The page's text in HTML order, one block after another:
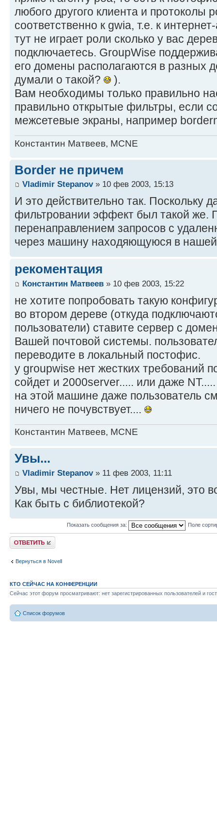
любого другого клиента и протоколы
соответственно к gwia, т.е. к интернет-
тут не играет роли сколько у вас
подключаетесь. GroupWise
его домены располагаются в разных
думали о такой?
).
Вам необходимы только правильно
правильно открытые фильтры, если
межсетевые экраны, например
Константин Матвеев, MCNE
Border не причем
Vladimir Stepanov» 10 фев 2003, 15:13
И это действительно так. Поскольку
фильтровании эффект был такой же.
перенаправлением запросов с
через машину находяющуюся в нашей
рекоментация
Константин Матвеев » 10 фев 2003, 15:22
не хотите попробовать такую
во втором дереве (откуда
пользователи) ставите сервер с
Вашей почтовой системы.
переводите в локальный постофис.
у groupwise нет жестких требований
сойдет и 2000server..... или даже
на этой машине даже пользователь
ничего не почувствует....
Константин Матвеев, MCNE
Увы...
Vladimir Stepanov» 11 фев 2003, 11:11
Увы, мы честные. Нет лицензий, это
Как быть с библиотекой?
Показать сообщения за: Поле
Ответить
Вернуться в Novell
КТО СЕЙЧАС НА КОНФЕРЕНЦИИ
Сейчас этот форум просматривают: нет зарегистрированных пользователей и
Список форумов